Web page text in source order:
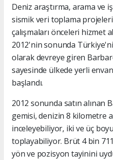
Deniz araştırma, arama ve
sismik veri toplama
çalışmaları önceleri hizmet
2012'nin sonunda
olarak devreye giren
sayesinde ülkede yerli
başlandı.
2012 sonunda satın alınan
gemisi, denizin 8 kilometre
inceleyebiliyor, iki ve üç
toplayabiliyor. Brüt 4 bin
yön ve pozisyon tayinini